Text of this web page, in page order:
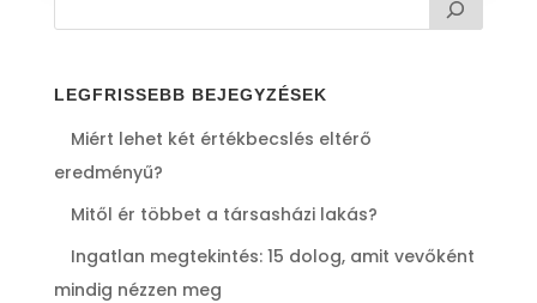
LEGFRISSEBB BEJEGYZÉSEK
Miért lehet két értékbecslés eltérő
eredményű?
Mitől ér többet a társasházi lakás?
Ingatlan megtekintés: 15 dolog, amit vevőként
mindig nézzen meg